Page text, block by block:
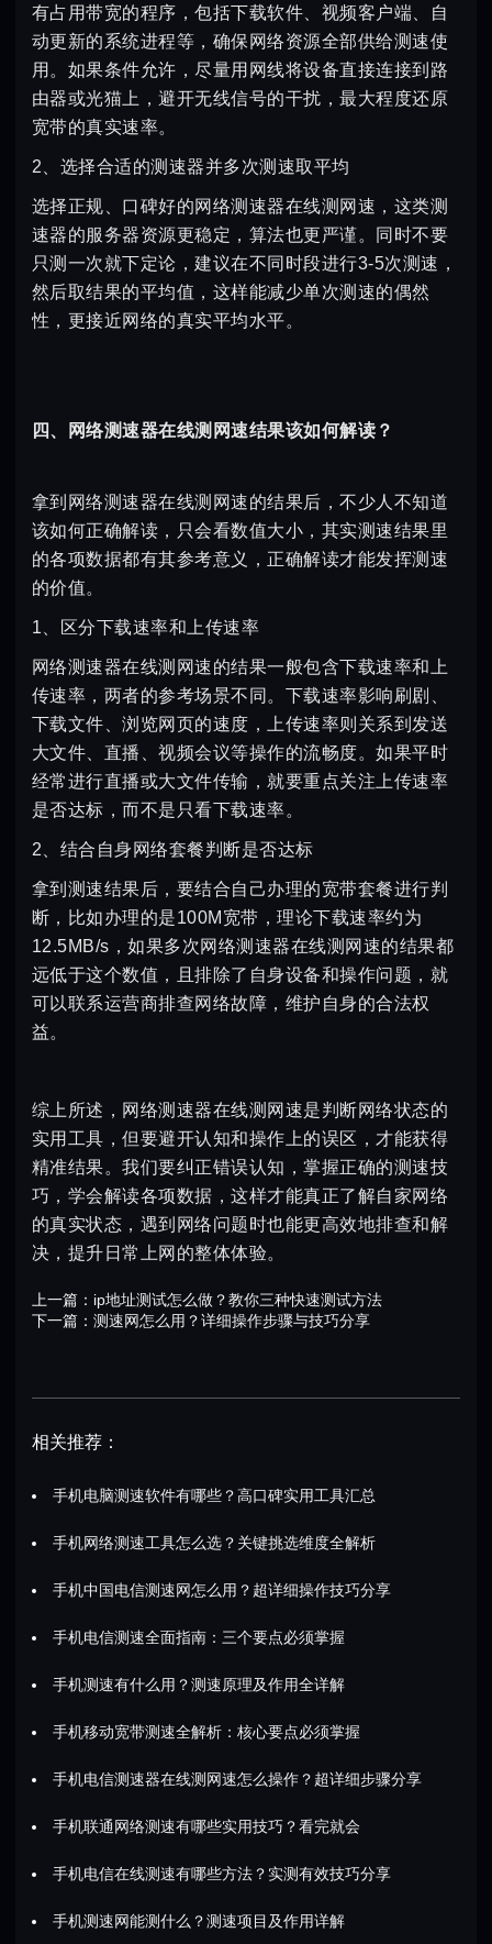
有占用带宽的程序，包括下载软件、视频客户端、自
动更新的系统进程等，确保网络资源全部供给测速使
用。如果条件允许，尽量用网线将设备直接连接到路
由器或光猫上，避开无线信号的干扰，最大程度还原
宽带的真实速率。
2、选择合适的测速器并多次测速取平均
选择正规、口碑好的网络测速器在线测网速，这类测
速器的服务器资源更稳定，算法也更严谨。同时不要
只测一次就下定论，建议在不同时段进行3-5次测速，
然后取结果的平均值，这样能减少单次测速的偶然
性，更接近网络的真实平均水平。
四、网络测速器在线测网速结果该如何解读？
拿到网络测速器在线测网速的结果后，不少人不知道
该如何正确解读，只会看数值大小，其实测速结果里
的各项数据都有其参考意义，正确解读才能发挥测速
的价值。
1、区分下载速率和上传速率
网络测速器在线测网速的结果一般包含下载速率和上
传速率，两者的参考场景不同。下载速率影响刷剧、
下载文件、浏览网页的速度，上传速率则关系到发送
大文件、直播、视频会议等操作的流畅度。如果平时
经常进行直播或大文件传输，就要重点关注上传速率
是否达标，而不是只看下载速率。
2、结合自身网络套餐判断是否达标
拿到测速结果后，要结合自己办理的宽带套餐进行判
断，比如办理的是100M宽带，理论下载速率约为
12.5MB/s，如果多次网络测速器在线测网速的结果都
远低于这个数值，且排除了自身设备和操作问题，就
可以联系运营商排查网络故障，维护自身的合法权
益。
综上所述，网络测速器在线测网速是判断网络状态的
实用工具，但要避开认知和操作上的误区，才能获得
精准结果。我们要纠正错误认知，掌握正确的测速技
巧，学会解读各项数据，这样才能真正了解自家网络
的真实状态，遇到网络问题时也能更高效地排查和解
决，提升日常上网的整体体验。
上一篇： ip地址测试怎么做？教你三种快速测试方法
下一篇： 测速网怎么用？详细操作步骤与技巧分享
相关推荐：
手机电脑测速软件有哪些？高口碑实用工具汇总
手机网络测速工具怎么选？关键挑选维度全解析
手机中国电信测速网怎么用？超详细操作技巧分享
手机电信测速全面指南：三个要点必须掌握
手机测速有什么用？测速原理及作用全详解
手机移动宽带测速全解析：核心要点必须掌握
手机电信测速器在线测网速怎么操作？超详细步骤分享
手机联通网络测速有哪些实用技巧？看完就会
手机电信在线测速有哪些方法？实测有效技巧分享
手机测速网能测什么？测速项目及作用详解